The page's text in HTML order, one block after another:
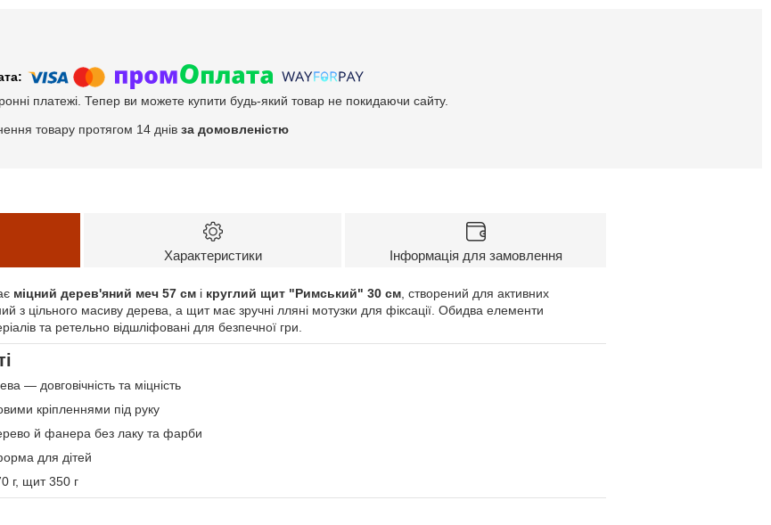
платежі. Тепер ви можете купити будь-який товар не покидаючи сайту.
товару протягом 14 днів за домовленістю
Характеристики Інформація для замовлення
міцний дерев'яний меч 57 см і круглий щит "Римський" 30 см , створений для активних
з цільного масиву дерева, а щит має зручні лляні мотузки для фіксації. Обидва елементи
та ретельно відшліфовані для безпечної гри.
— довговічність та міцність
кріпленнями під руку
й фанера без лаку та фарби
для дітей
г, щит 350 г